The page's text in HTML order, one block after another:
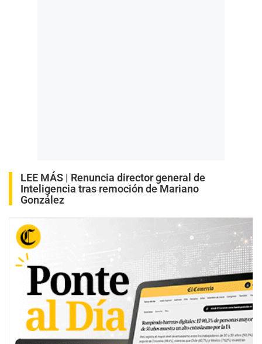
LEE MÁS | Renuncia director general de
Inteligencia tras remoción de Mariano
González